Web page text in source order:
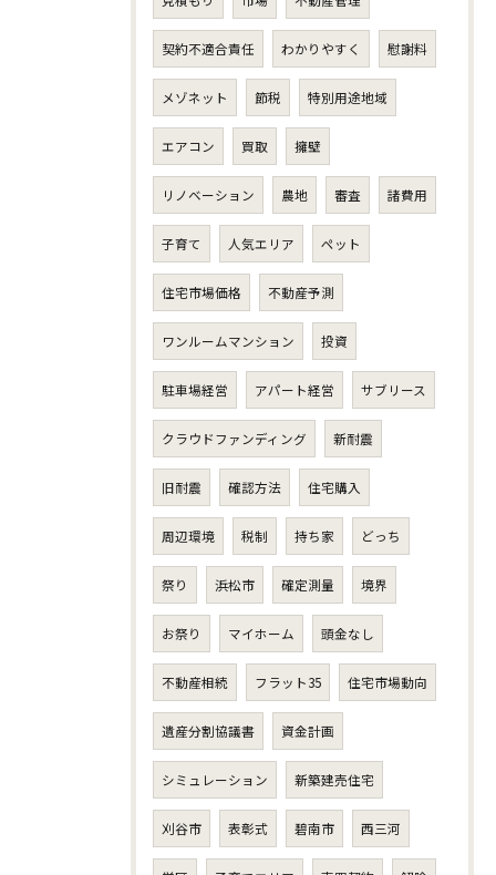
契約不適合責任 わかりやすく 慰謝料
メゾネット 節税 特別用途地域
エアコン 買取 擁壁
リノベーション 農地 審査 諸費用
子育て 人気エリア ペット
住宅市場価格 不動産予測
ワンルームマンション 投資
駐車場経営 アパート経営 サブリース
クラウドファンディング 新耐震
旧耐震 確認方法 住宅購入
周辺環境 税制 持ち家 どっち
祭り 浜松市 確定測量 境界
お祭り マイホーム 頭金なし
不動産相続 フラット35 住宅市場動向
遺産分割協議書 資金計画
シミュレーション 新築建売住宅
刈谷市 表彰式 碧南市 西三河